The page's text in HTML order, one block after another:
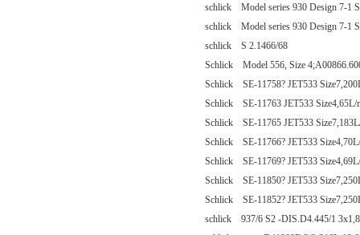
schlick Model series 930 Design 7-1
schlick Model series 930 Design 7-1
schlick S 2.1466/68
Schlick Model 556, Size
Schlick SE-11758? JET533
Schlick SE-11763 JET533 Size4,65L/
Schlick SE-11765 JET533
Schlick SE-11766? JET533
Schlick SE-11769? JET533
Schlick SE-11850? JET533
Schlick SE-11852? JET533
schlick 937/6 S2 -DIS.D4.445/1